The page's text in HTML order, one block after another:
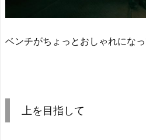
ベンチがちょっとおしゃれになっ
上を目指して